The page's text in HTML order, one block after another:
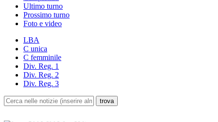
Ultimo turno
Prossimo turno
Foto e video
LBA
C unica
C femminile
Div. Reg. 1
Div. Reg. 2
Div. Reg. 3